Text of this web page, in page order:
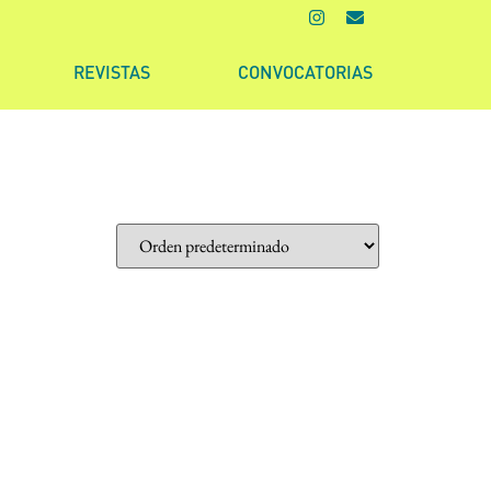
REVISTAS CONVOCATORIAS